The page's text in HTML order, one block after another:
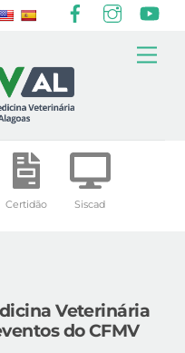
Certidão Siscad
Veterinária
do CFMV